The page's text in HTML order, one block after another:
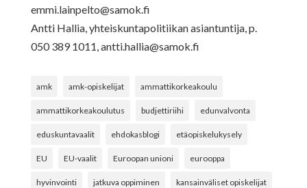
emmi.lainpelto@samok.fi
Antti Hallia, yhteiskuntapolitiikan asiantuntija, p.
050 389 1011,antti.hallia@samok.fi
amk amk-opiskelijat ammattikorkeakoulu
ammattikorkeakoulutus budjettiriihi edunvalvonta
eduskuntavaalit ehdokasblogi etäopiskelukysely
EU EU-vaalit Euroopan unioni eurooppa
hyvinvointi jatkuva oppiminen kansainväliset opiskelijat